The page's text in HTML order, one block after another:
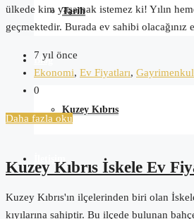
Tarih
Blog
Kuzey Kıbrıs
ülkede kim yaşamak istemez ki! Yılın
geçmektedir. Burada ev sahibi olacağınız
7 yıl önce
Ekonomi, Ev Fiyatları, Gayrimenkul
0
Daha fazla oku
Kuzey Kıbrıs İskele Ev
Kuzey Kıbrıs'ın ilçelerinden biri olan
kıyılarına sahiptir. Bu ilçede bulunan